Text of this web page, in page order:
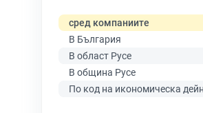
сред компаниите
В България
В област Русе
В община Русе
По код на икономическа